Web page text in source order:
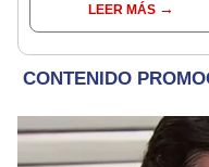
LEER MÁS